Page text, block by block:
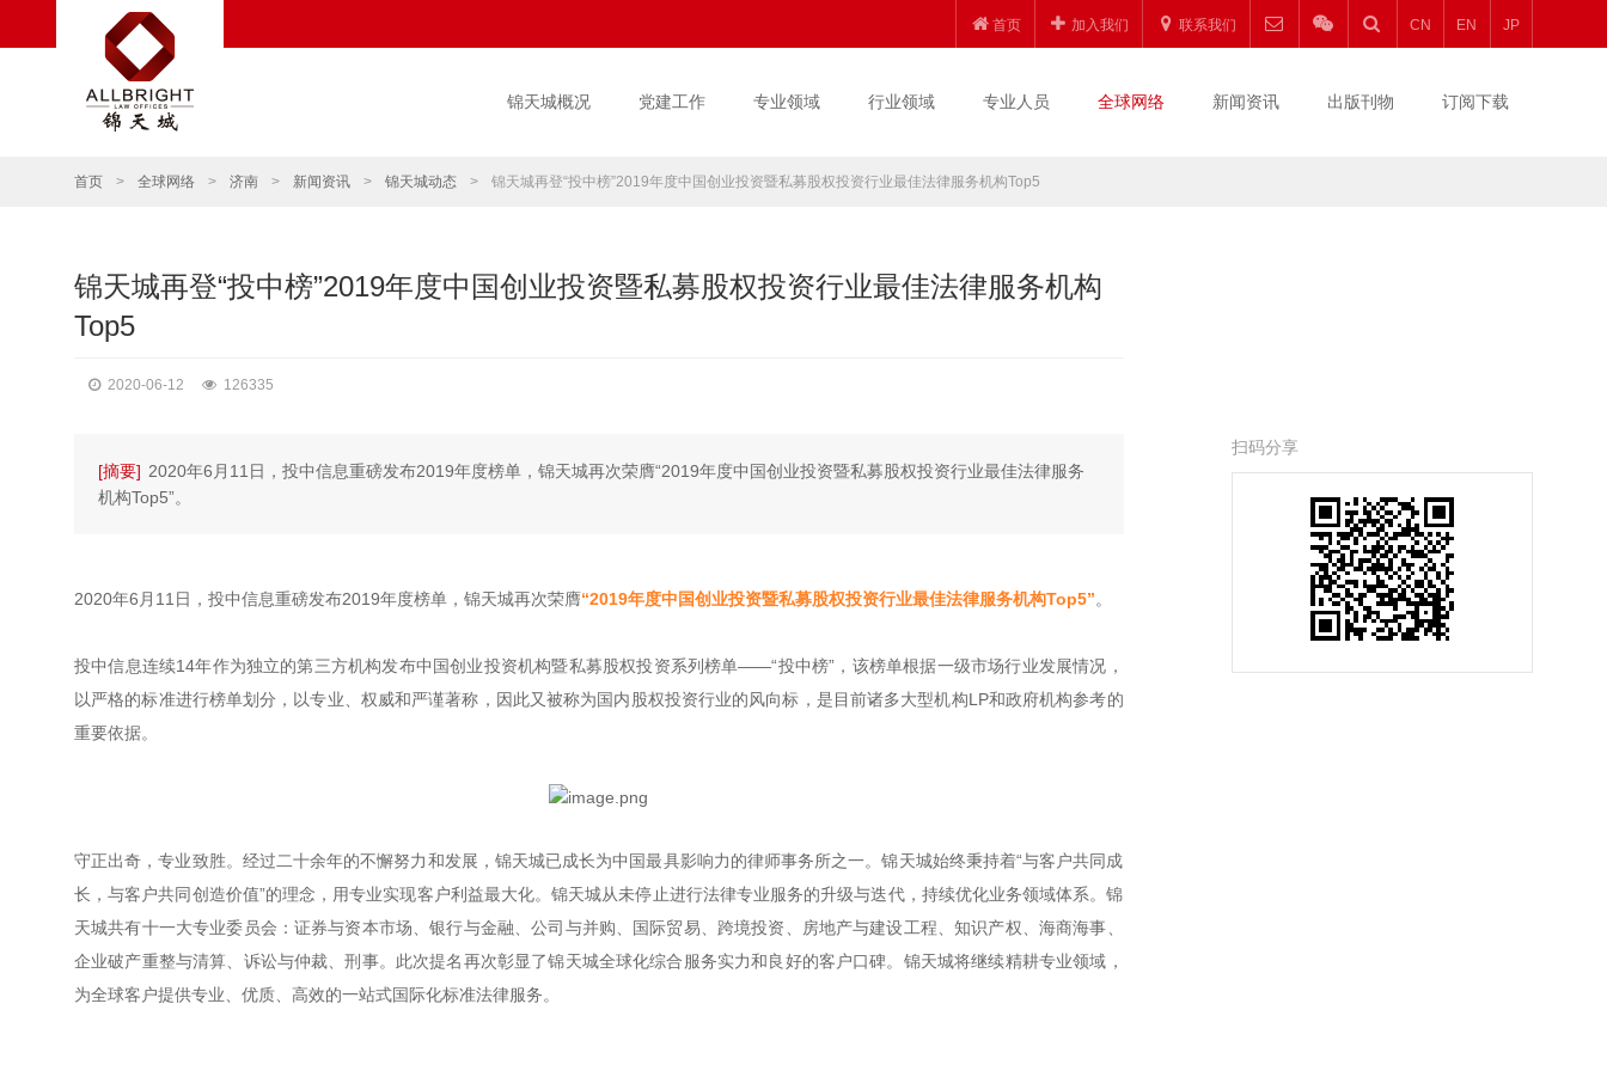
首页 加入我们 联系我们 CN EN JP
锦天城概况 党建工作 专业领域 行业领域 专业人员 全球网络 新闻资讯 出版刊物 订阅下载
首页 > 全球网络 > 济南 > 新闻资讯 > 锦天城动态 > 锦天城再登“投中榜”2019年度中国创业投资暨私募股权投资行业最佳法律服务机构Top5
锦天城再登“投中榜”2019年度中国创业投资暨私募股权投资行业最佳法律服务机构
Top5
2020-06-12 126335
[摘要] 2020年6月11日，投中信息重磅发布2019年度榜单，锦天城再次荣膺“2019年度中国创业投资暨私募股权投资行业最佳法律服务
机构Top5”。
2020年6月11日，投中信息重磅发布2019年度榜单，锦天城再次荣膺“2019年度中国创业投资暨私募股权投资行业最佳法律服务机构Top5”。
投中信息连续14年作为独立的第三方机构发布中国创业投资机构暨私募股权投资系列榜单——“投中榜”，该榜单根据一级市场行业发展情况，
以严格的标准进行榜单划分，以专业、权威和严谨著称，因此又被称为国内股权投资行业的风向标，是目前诸多大型机构LP和政府机构参考的
重要依据。
守正出奇，专业致胜。经过二十余年的不懈努力和发展，锦天城已成长为中国最具影响力的律师事务所之一。锦天城始终秉持着“与客户共同成
长，与客户共同创造价值”的理念，用专业实现客户利益最大化。锦天城从未停止进行法律专业服务的升级与迭代，持续优化业务领域体系。锦
天城共有十一大专业委员会：证券与资本市场、银行与金融、公司与并购、国际贸易、跨境投资、房地产与建设工程、知识产权、海商海事、
企业破产重整与清算、诉讼与仲裁、刑事。此次提名再次彰显了锦天城全球化综合服务实力和良好的客户口碑。锦天城将继续精耕专业领域，
为全球客户提供专业、优质、高效的一站式国际化标准法律服务。
扫码分享